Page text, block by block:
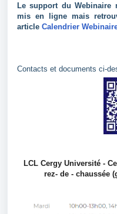
Le support du Webinaire
mis en ligne mais
article Calendrier
Contacts et documents ci-
LCL Cergy Université -
rez- de - chaussée